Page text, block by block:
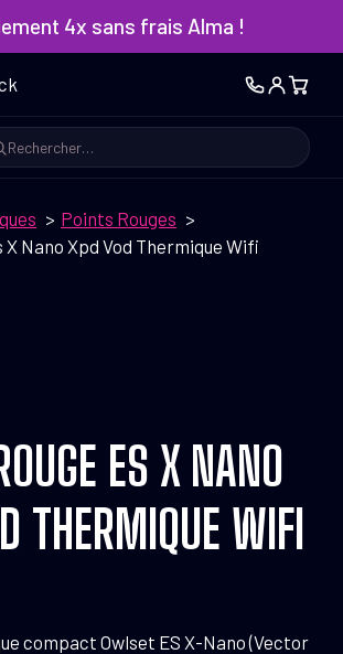
4x sans frais Alma !
Points Rouges
X Nano Xpd Vod Thermique Wifi
ES X NANO
THERMIQUE WIFI
compact Owlset ES X-Nano (Vector